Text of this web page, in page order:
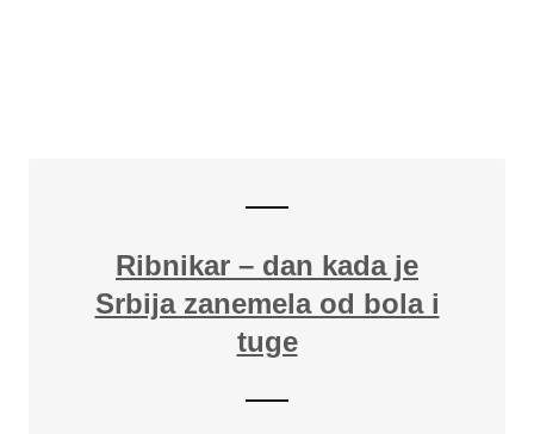
Ribnikar – dan kada je
Srbija zanemela od bola i
tuge